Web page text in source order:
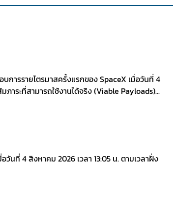
การรายไตรมาสครั้งแรกของ SpaceX เมื่อวันที่ 4
ระที่สามารถใช้งานได้จริง (Viable Payloads)...
นที่ 4 สิงหาคม 2026 เวลา 13:05 น. ตามเวลาฝั่ง